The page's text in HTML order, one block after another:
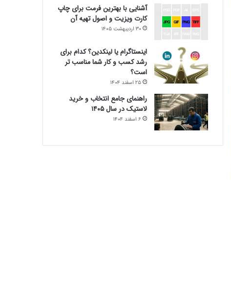
آشنایی با بهترین فرمت برای چاپ
کارت ویزیت و اصول تهیه آن
۳۰ اردیبهشت ۱۴۰۵
اینستاگرام یا لینکدین؟ کدام برای
رشد کسب و کار شما مناسب تر
است؟
۲۵ اسفند ۱۴۰۴
راهنمای جامع انتخاب و خرید
لاستیک در سال ۱۴۰۵
۶ اسفند ۱۴۰۴